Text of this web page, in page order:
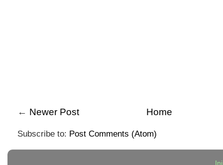
← Newer Post Home
Subscribe to: Post Comments (Atom)